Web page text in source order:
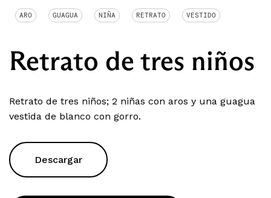
ARO GUAGUA NIÑA RETRATO VESTIDO
Retrato de tres niños
Retrato de tres niños; 2 niñas con aros y una guagua
vestida de blanco con gorro.
Descargar